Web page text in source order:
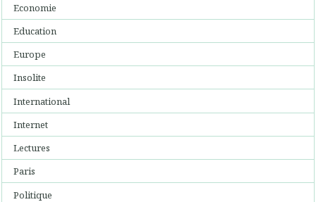
Economie
Education
Europe
Insolite
International
Internet
Lectures
Paris
Politique